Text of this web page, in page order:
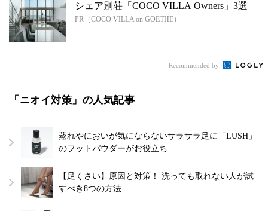
シェア別荘「COCO VILLA Owners」3選
PR（COCO VILLA on GOETHE）
Recommended by
「ニオイ対策」の人気記事
蒸れやにおいが気にならないサラサラ足に「LUSH」
のフットパウダーがお役立ち
【足くさい】原因と対策！ 洗っても取れない人が試
すべき8つの方法